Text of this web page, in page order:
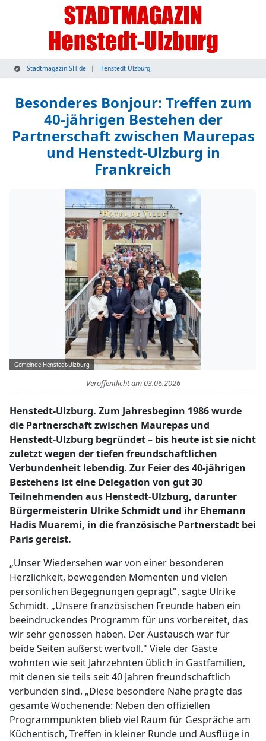
Stadtmagazin-SH.de Henstedt-Ulzburg
Besonderes Bonjour: Treffen zum
40-jährigen Bestehen der
Partnerschaft zwischen Maurepas
und Henstedt-Ulzburg in
Frankreich
Gemeinde Henstedt-Ulzburg
Veröffentlicht am03.06.2026
Henstedt-Ulzburg. Zum Jahresbeginn 1986 wurde
die Partnerschaft zwischen Maurepas und
Henstedt-Ulzburg begründet – bis heute ist sie nicht
zuletzt wegen der tiefen freundschaftlichen
Verbundenheit lebendig. Zur Feier des 40-jährigen
Bestehens ist eine Delegation von gut 30
Teilnehmenden aus Henstedt-Ulzburg, darunter
Bürgermeisterin Ulrike Schmidt und ihr Ehemann
Hadis Muaremi, in die französische Partnerstadt bei
Paris gereist.
„Unser Wiedersehen war von einer besonderen
Herzlichkeit, bewegenden Momenten und vielen
persönlichen Begegnungen geprägt", sagte Ulrike
Schmidt. „Unsere französischen Freunde haben ein
beeindruckendes Programm für uns vorbereitet, das
wir sehr genossen haben. Der Austausch war für
beide Seiten äußerst wertvoll." Viele der Gäste
wohnten wie seit Jahrzehnten üblich in Gastfamilien,
mit denen sie teils seit 40 Jahren freundschaftlich
verbunden sind. „Diese besondere Nähe prägte das
gesamte Wochenende: Neben den offiziellen
Programmpunkten blieb viel Raum für Gespräche am
Küchentisch, Treffen in kleiner Runde und Ausflüge in